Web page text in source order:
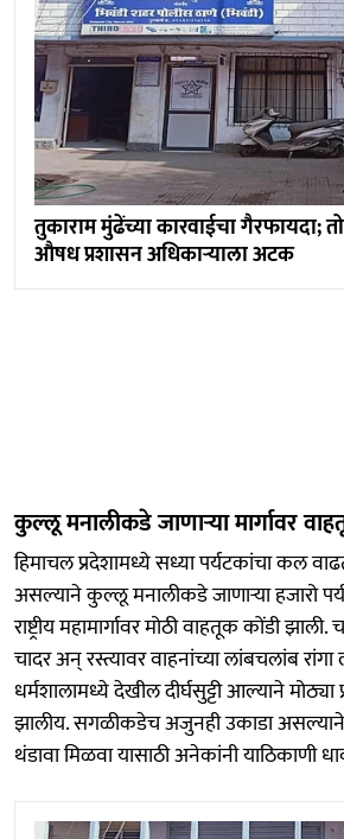
तुकाराम मुंढेंच्या कारवाईचा गैरफायदा;
औषध प्रशासन अधिकाऱ्याला अटक
कुल्लू मनालीकडे जाणाऱ्या मार्गावर
हिमाचल प्रदेशामध्ये सध्या पर्यटकांचा कल
असल्याने कुल्लू मनालीकडे जाणाऱ्या हजारो
राष्ट्रीय महामार्गावर मोठी वाहतूक कोंडी झाली.
चादर अन् रस्त्यावर वाहनांच्या लांबचलांब
धर्मशालामध्ये देखील दीर्घसुट्टी आल्याने मोठ्या
झालीय. सगळीकडेच अजुनही उकाडा असल्याने
थंडावा मिळवा यासाठी अनेकांनी याठिकाणी